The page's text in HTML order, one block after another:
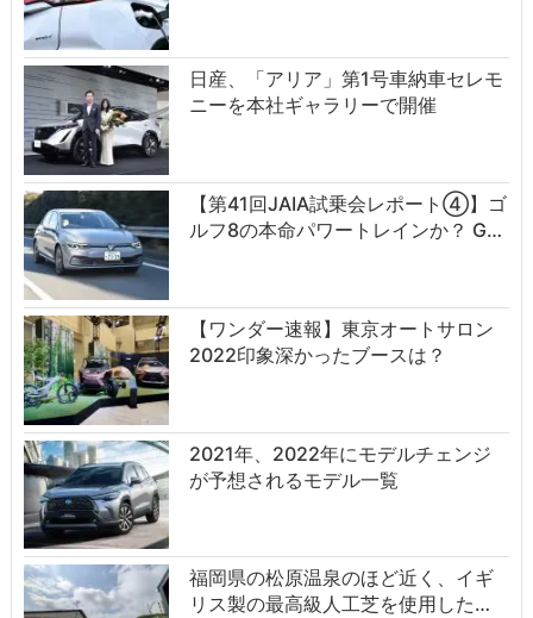
日産、「アリア」第1号車納車セレモ
ニーを本社ギャラリーで開催
【第41回JAIA試乗会レポート④】ゴ
ルフ8の本命パワートレインか？ G…
【ワンダー速報】東京オートサロン
2022印象深かったブースは？
2021年、2022年にモデルチェンジ
が予想されるモデル一覧
福岡県の松原温泉のほど近く、イギ
リス製の最高級人工芝を使用した…